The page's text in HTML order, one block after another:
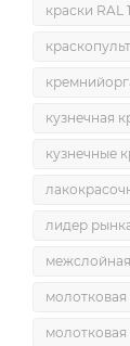
краски RAL
краскопульт
кузнечная
кузнечные
лидер
молотковая
молотковая